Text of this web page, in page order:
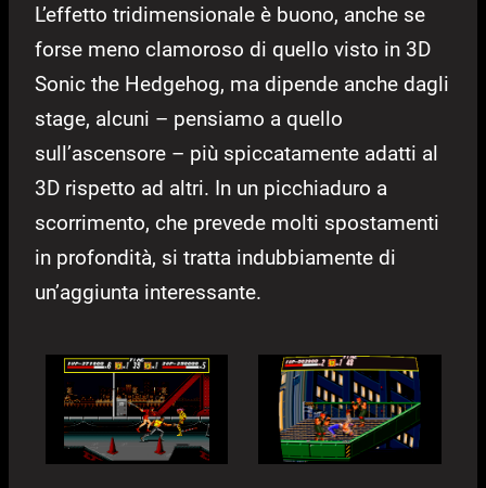
L’effetto tridimensionale è buono, anche se
forse meno clamoroso di quello visto in 3D
Sonic the Hedgehog, ma dipende anche dagli
stage, alcuni – pensiamo a quello
sull’ascensore – più spiccatamente adatti al
3D rispetto ad altri. In un picchiaduro a
scorrimento, che prevede molti spostamenti
in profondità, si tratta indubbiamente di
un’aggiunta interessante.